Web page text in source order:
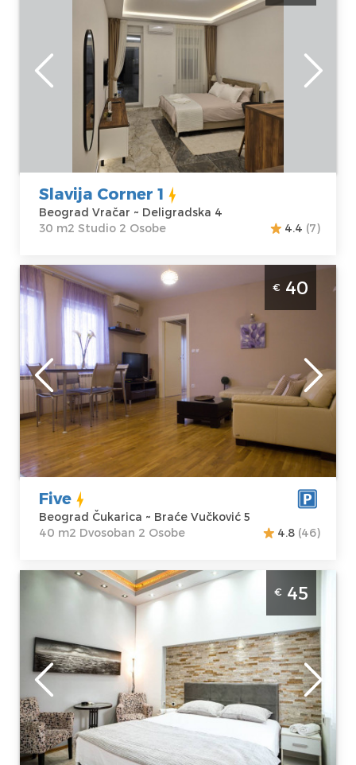
stambene zgrade, površine je 30m2 i
idealan je za udoban boravak do 2 osobe.
Beograd
Lokacija:
Beograd Vračar
Deligradska 4
50 €
Gosti:2
Kvadratura :30
m2
Struktura :
Studio
Slavija Corner 1
Beograd Vračar ~ Deligradska 4
30 m2 Studio 2 Osobe
4.4 (7)
Dvosoban Apartman Five Beograd Cukarica
Komforan apartman na Cukarici, idealan za
dve osobe. Komforno uredjen apartman
smesten je u Zarkovu.
Beograd
Lokacija:
Beograd
Čukarica
Adresa: Braće
Vučković 5
Cena
40 €
Gosti:
Kvadratura :40
m2
Struktura :
Dvosoban
€ 40
Five
Beograd Čukarica ~ Braće Vučković 5
40 m2 Dvosoban 2 Osobe
4.8 (46)
Apartman Royal 1 u Beogradu se nalazi u
Beogradskoj ulici. Prosecna cena ovog
apartmana je 35€. Apartman Royal je
idealan za smestaj do 2 osobe. Minimum 1
noc.
Beograd
Lokacija:
Beograd Vračar
Adresa:
Gosti:2
Kvadratura :
m2
€ 45